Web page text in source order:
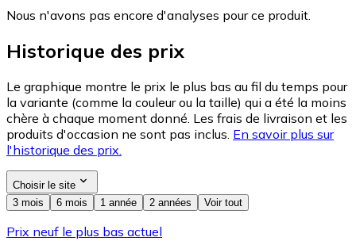
Nous n'avons pas encore d'analyses pour ce produit.
Historique des prix
Le graphique montre le prix le plus bas au fil du temps pour
la variante (comme la couleur ou la taille) qui a été la moins
chère à chaque moment donné. Les frais de livraison et les
produits d'occasion ne sont pas inclus. En savoir plus sur
l'historique des prix.
Choisir le site
3 mois
6 mois 1 année 2 années Voir tout
Prix neuf le plus bas actuel